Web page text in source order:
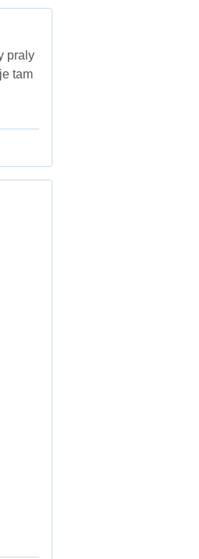
praly
tam